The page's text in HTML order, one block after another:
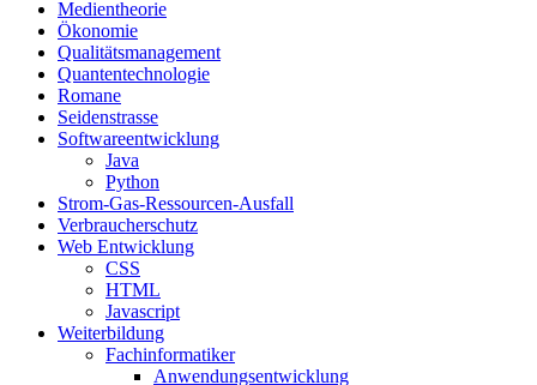
Medientheorie
Ökonomie
Qualitätsmanagement
Quantentechnologie
Romane
Seidenstrasse
Softwareentwicklung
Java
Python
Strom-Gas-Ressourcen-Ausfall
Verbraucherschutz
Web Entwicklung
CSS
HTML
Javascript
Weiterbildung
Fachinformatiker
Anwendungsentwicklung